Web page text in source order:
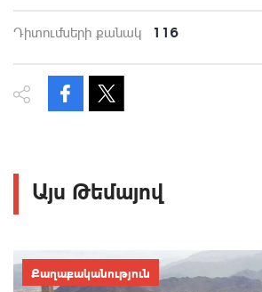
Դիտումների քանակ 116
Այս Թեմայով
Քաղաքականություն